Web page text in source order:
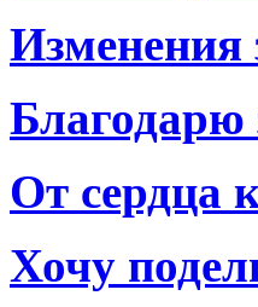
Изменения
Благодарю
От сердца
Хочу